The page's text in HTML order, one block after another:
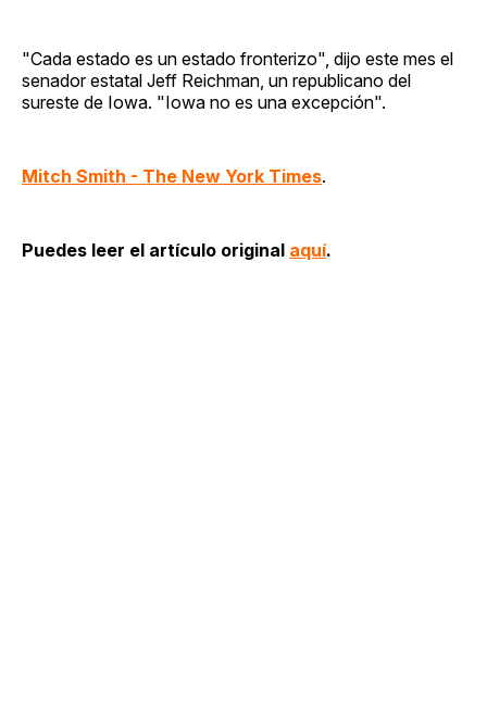
"Cada estado es un estado fronterizo", dijo este mes el
senador estatal Jeff Reichman, un republicano del
sureste de Iowa. "Iowa no es una excepción".
Mitch Smith - The New York Times.
Puedes leer el artículo original aquí.